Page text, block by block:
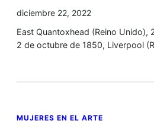
diciembre 22, 2022
East Quantoxhead (Reino Unido),
2 de octubre de 1850, Liverpool
MUJERES EN EL ARTE